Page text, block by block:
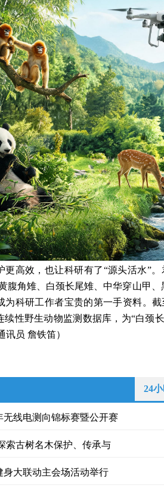
更高效，也让科研有了“源头活水”
腹角雉、白颈长尾雉、中华穿山甲
为科研工作者宝贵的第一手资料。
续性野生动物监测数据库，为“白颈
讯员 詹铁笛）
24
无线电测向锦标赛暨公开赛
索古树名木保护、传承与
身大联动主会场活动举行